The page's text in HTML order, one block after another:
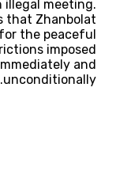
illegal meeting.
that Zhanbolat
the peaceful
imposed
and
unconditionally.